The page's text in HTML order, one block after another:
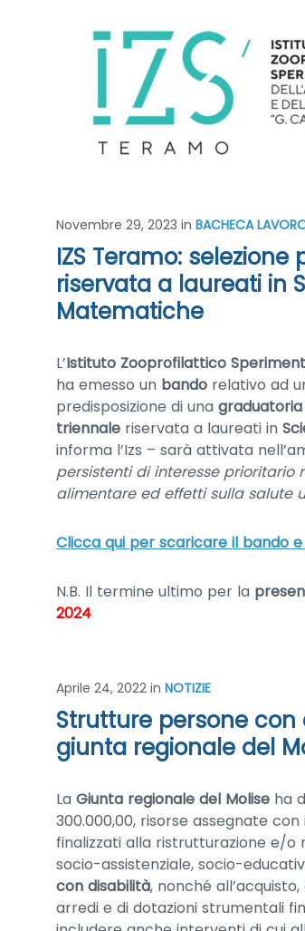
Novembre 29, 2023 in BACHECA
IZS Teramo:
riservata a laureati in
Matematiche
L’Istituto Zooprofilattico
ha emesso un bando relativo ad
predisposizione di una graduatoria
triennale riservata a laureati in
informa l’Izs – sarà attivata
persistenti di interesse prioritario
alimentare ed effetti sulla salute
Clicca qui per scaricare il bando
N.B. Il termine ultimo per la
2024
Aprile 24, 2022 in NOTIZIE
Strutture persone
giunta regionale del
La Giunta regionale del Molise ha
300.000,00, risorse assegnate con
finalizzati alla ristrutturazione e/o
socio-assistenziale, socio-
con disabilità, nonché
arredi e di dotazioni strumentali